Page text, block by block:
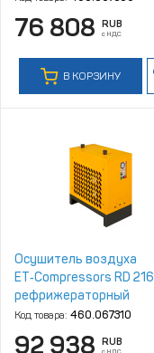
76 808 RUB
с НДС
В КОРЗИНУ
Осушитель воздуха
ET‑Compressors RD 216
рефрижераторный
Код товара: 460.067310
92 938 RUB
с НДС